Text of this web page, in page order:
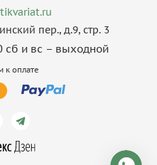
пер., д.9, стр. 3
сб и вс – выходной
к оплате